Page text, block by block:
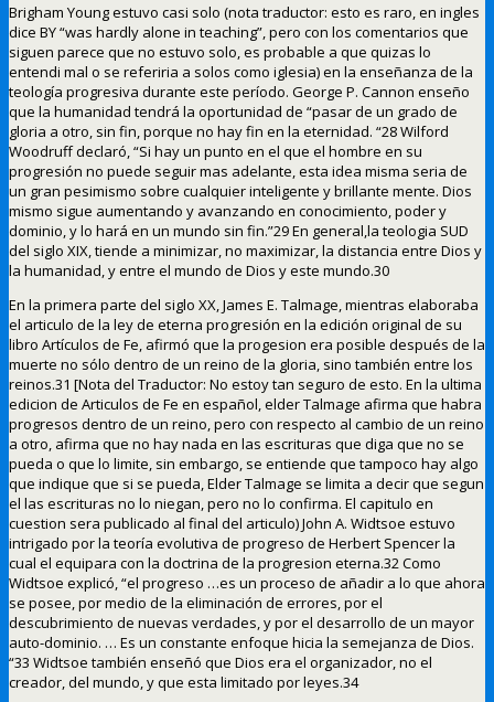
Brigham Young estuvo casi solo (nota traductor: esto es raro, en ingles
dice BY “was hardly alone in teaching”, pero con los comentarios que
siguen parece que no estuvo solo, es probable a que quizas lo
entendi mal o se referiria a solos como iglesia) en la enseñanza de la
teología progresiva durante este período. George P. Cannon enseño
que la humanidad tendrá la oportunidad de “pasar de un grado de
gloria a otro, sin fin, porque no hay fin en la eternidad. “28 Wilford
Woodruff declaró, “Si hay un punto en el que el hombre en su
progresión no puede seguir mas adelante, esta idea misma seria de
un gran pesimismo sobre cualquier inteligente y brillante mente. Dios
mismo sigue aumentando y avanzando en conocimiento, poder y
dominio, y lo hará en un mundo sin fin.”29 En general,la teologia SUD
del siglo XIX, tiende a minimizar, no maximizar, la distancia entre Dios y
la humanidad, y entre el mundo de Dios y este mundo.30
En la primera parte del siglo XX, James E. Talmage, mientras elaboraba
el articulo de la ley de eterna progresión en la edición original de su
libro Artículos de Fe, afirmó que la progesion era posible después de la
muerte no sólo dentro de un reino de la gloria, sino también entre los
reinos.31 [Nota del Traductor: No estoy tan seguro de esto. En la ultima
edicion de Articulos de Fe en español, elder Talmage afirma que habra
progresos dentro de un reino, pero con respecto al cambio de un reino
a otro, afirma que no hay nada en las escrituras que diga que no se
pueda o que lo limite, sin embargo, se entiende que tampoco hay algo
que indique que si se pueda, Elder Talmage se limita a decir que segun
el las escrituras no lo niegan, pero no lo confirma. El capitulo en
cuestion sera publicado al final del articulo) John A. Widtsoe estuvo
intrigado por la teoría evolutiva de progreso de Herbert Spencer la
cual el equipara con la doctrina de la progresion eterna.32 Como
Widtsoe explicó, “el progreso …es un proceso de añadir a lo que ahora
se posee, por medio de la eliminación de errores, por el
descubrimiento de nuevas verdades, y por el desarrollo de un mayor
auto-dominio. … Es un constante enfoque hicia la semejanza de Dios.
“33 Widtsoe también enseñó que Dios era el organizador, no el
creador, del mundo, y que esta limitado por leyes.34